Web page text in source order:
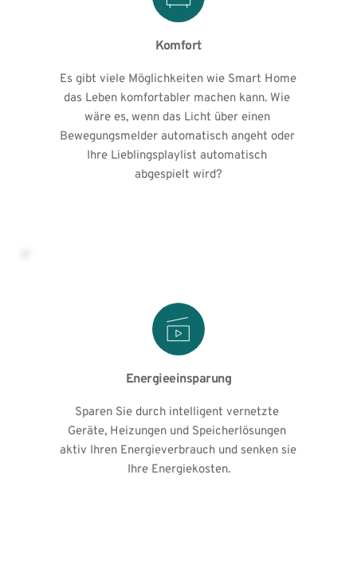
Komfort
Es gibt viele Möglichkeiten wie Smart Home
das Leben komfortabler machen kann. Wie
wäre es, wenn das Licht über einen
Bewegungsmelder automatisch angeht oder
Ihre Lieblingsplaylist automatisch
abgespielt wird?
Energieeinsparung
Sparen Sie durch intelligent vernetzte
Geräte, Heizungen und Speicherlösungen
aktiv Ihren Energieverbrauch und senken sie
Ihre Energiekosten.